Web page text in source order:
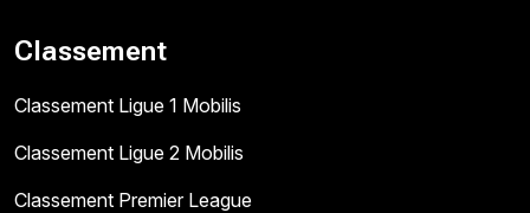
Classement
Classement Ligue 1 Mobilis
Classement Ligue 2 Mobilis
Classement Premier League